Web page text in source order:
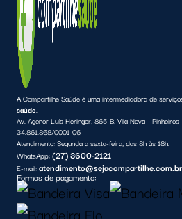
A Compartilhe Saúde é uma intermediadora de
saúde.
Av. Agenor Luís Heringer, 865-B, Vila Nova -
34.861.868/0001-06
Atendimento:Segunda a sexta-feira, das 8h às 18h.
WhatsApp:(27) 3600-2121
E-mail:atendimento@sejacompartilhe.com.br
Formas de pagamento: